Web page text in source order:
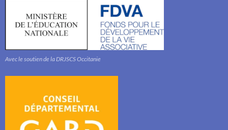
Avec le soutien de la DRJSCS Occitanie